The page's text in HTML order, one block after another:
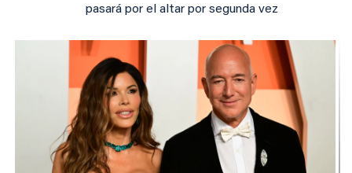
pasará por el altar por segunda vez